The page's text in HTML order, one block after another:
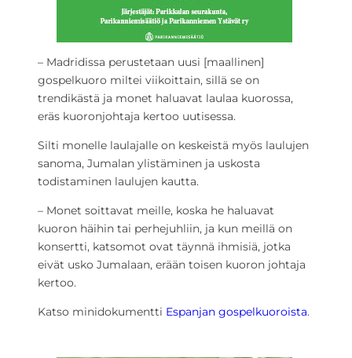
– Madridissa perustetaan uusi [maallinen]
gospelkuoro miltei viikoittain, sillä se on
trendikästä ja monet haluavat laulaa kuorossa,
eräs kuoronjohtaja kertoo uutisessa.
Silti monelle laulajalle on keskeistä myös laulujen
sanoma, Jumalan ylistäminen ja uskosta
todistaminen laulujen kautta.
– Monet soittavat meille, koska he haluavat
kuoron häihin tai perhejuhliin, ja kun meillä on
konsertti, katsomot ovat täynnä ihmisiä, jotka
eivät usko Jumalaan, erään toisen kuoron johtaja
kertoo.
Katso minidokumentti Espanjan gospelkuoroista.